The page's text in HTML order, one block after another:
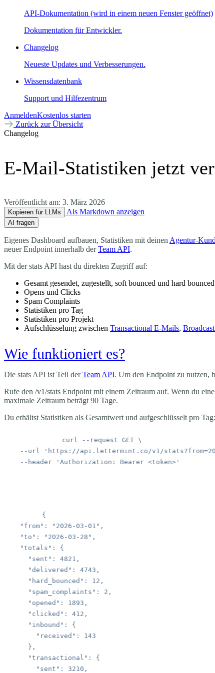
API-Dokumentation (wird in einem neuen Fenster geöffnet)
Dokumentation für Entwickler.
Changelog
Neueste Updates und Verbesserungen.
Wissensdatenbank
Support und Hilfezentrum
AnmeldenKostenlos starten
Zurück zur Übersicht
Changelog
E-Mail-Statistiken jetzt
Veröffentlicht am: 3. März 2026
Kopieren für LLMs Als Markdown anzeigen
AI fragen
Eigenes Dashboard aufbauen, Statistiken mit deinen Agentur-
neuer Endpoint innerhalb derTeam API.
Mit der stats API hast du direkten Zugriff auf:
Gesamt gesendet, zugestellt, soft bounced und hard bounced
Opens und Clicks
Spam Complaints
Statistiken pro Tag
Statistiken pro Projekt
Aufschlüsselung zwischen Transactional E-Mails,
Wie funktioniert es?
Die stats API ist Teil derTeam API. Um den Endpoint zu nutzen,
Rufe den /v1/stats Endpoint mit einem Zeitraum auf. Wenn du eine
maximale Zeitraum beträgt 90 Tage.
Du erhältst Statistiken als Gesamtwert und aufgeschlüsselt pro Tag:
curl --request GET
  --url
'https://api.lettermint.co/v1/
  --header
  "from"
: "2026-03-01"
  "to"
: "2026-03-28"
  "totals"
    "sent"
: 4821
    "delivered"
: 4743
    "hard_bounced"
: 12
    "spam_complaints"
: 2
    "opened"
: 1893
    "clicked"
: 412
    "inbound"
      "received"
:
    "transactional"
      "sent"
: 3210